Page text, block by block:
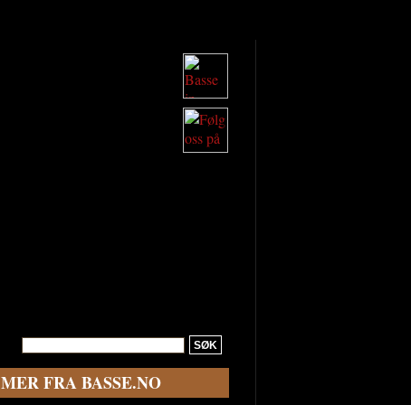
MER FRA BASSE.NO